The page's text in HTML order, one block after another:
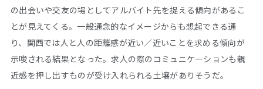
の出会いや交友の場としてアルバイト先を捉える傾向があるこ
とが見えてくる。一般通念的なイメージからも想起できる通
り、関西では人と人の距離感が近い／近いことを求める傾向が
示唆される結果となった。求人の際のコミュニケーションも親
近感を押し出すものが受け入れられる土壌がありそうだ。